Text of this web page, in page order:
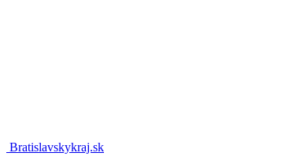
Bratislavskykraj.sk